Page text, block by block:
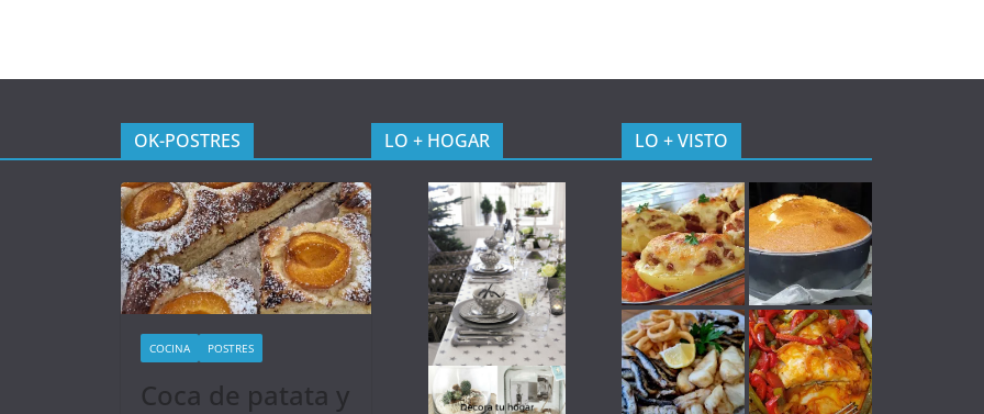
OK-POSTRES
COCINA POSTRES
Coca de patata y
LO + HOGAR LO + VISTO